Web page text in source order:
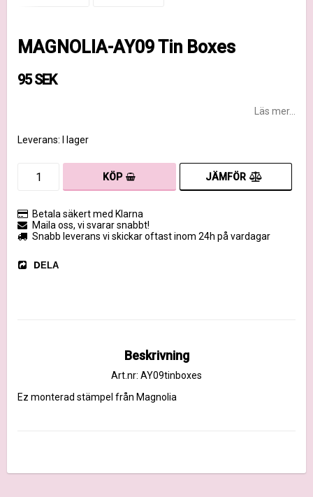
MAGNOLIA-AY09 Tin Boxes
95 SEK
Läs mer...
Leverans: I lager
KÖP JÄMFÖR
Betala säkert med Klarna
Maila oss, vi svarar snabbt!
Snabb leverans vi skickar oftast inom 24h på vardagar
DELA
Beskrivning
Art.nr: AY09tinboxes
Ez monterad stämpel från Magnolia